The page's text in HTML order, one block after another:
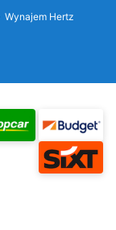
Wynajem Hertz